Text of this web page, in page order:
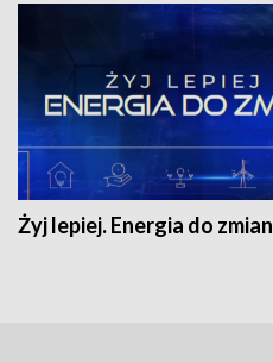
Żyj lepiej. Energia do zmian